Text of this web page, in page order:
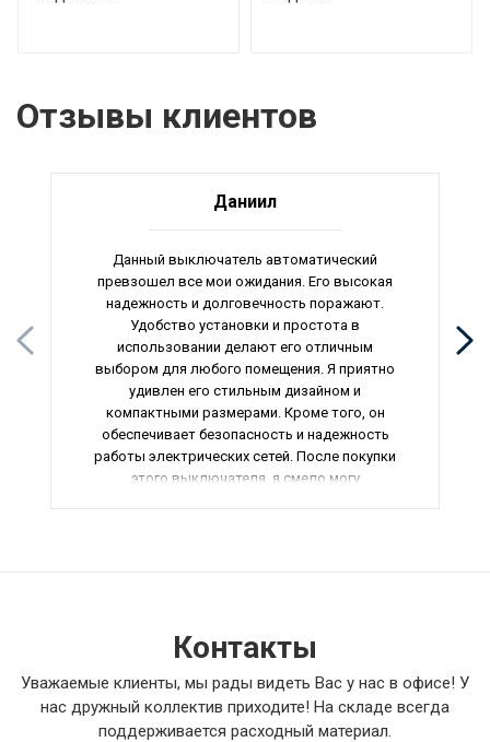
Отзывы клиентов
Даниил
Данный выключатель автоматический
превзошел все мои ожидания. Его высокая
надежность и долговечность поражают.
Удобство установки и простота в
использовании делают его отличным
выбором для любого помещения. Я приятно
удивлен его стильным дизайном и
компактными размерами. Кроме того, он
обеспечивает безопасность и надежность
работы электрических сетей. После покупки
этого выключателя, я смело могу
Контакты
Уважаемые клиенты, мы рады видеть Вас у нас в офисе! У
нас дружный коллектив приходите! На складе всегда
поддерживается расходный материал.